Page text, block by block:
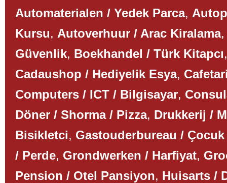
Automaterialen / Yedek Parca,
Kursu, Autoverhuur / Arac Kiralama
Güvenlik, Boekhandel / Türk Kitapcı
Cadaushop / Hediyelik Esya,
Computers / ICT / Bilgisayar,
Döner / Shorma / Pizza, Drukkerij /
Bisikletci, Gastouderbureau / Çocuk
/ Perde, Grondwerken / Harfiyat,
Pension / Otel Pansiyon, Huisarts /